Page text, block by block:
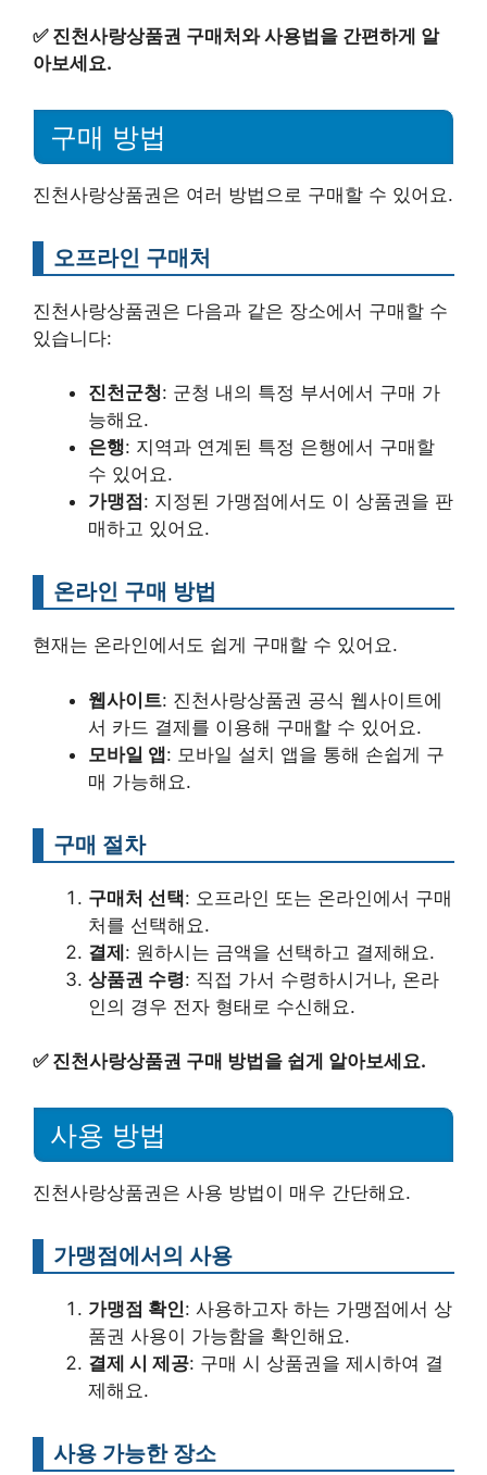
✅ 진천사랑상품권 구매처와 사용법을 간편하게 알
아보세요.
구매 방법
진천사랑상품권은 여러 방법으로 구매할 수 있어요.
오프라인 구매처
진천사랑상품권은 다음과 같은 장소에서 구매할 수
있습니다:
진천군청: 군청 내의 특정 부서에서 구매 가
능해요.
은행: 지역과 연계된 특정 은행에서 구매할
수 있어요.
가맹점 : 지정된 가맹점에서도 이 상품권을 판
매하고 있어요.
온라인 구매 방법
현재는 온라인에서도 쉽게 구매할 수 있어요.
웹사이트: 진천사랑상품권 공식 웹사이트에
서 카드 결제를 이용해 구매할 수 있어요.
모바일 앱: 모바일 설치 앱을 통해 손쉽게 구
매 가능해요.
구매 절차
구매처 선택: 오프라인 또는 온라인에서 구매
처를 선택해요.
결제: 원하시는 금액을 선택하고 결제해요.
상품권 수령: 직접 가서 수령하시거나, 온라
인의 경우 전자 형태로 수신해요.
✅ 진천사랑상품권 구매 방법을 쉽게 알아보세요.
사용 방법
진천사랑상품권은 사용 방법이 매우 간단해요.
가맹점에서의 사용
가맹점 확인: 사용하고자 하는 가맹점에서 상
품권 사용이 가능함을 확인해요.
결제 시 제공: 구매 시 상품권을 제시하여 결
제해요.
사용 가능한 장소